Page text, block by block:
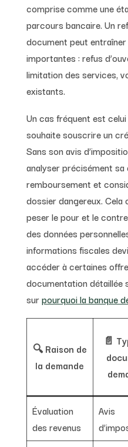
comprise comme une
parcours bancaire. Un
document peut
importantes : refus
limitation des services,
existants.
Un cas fréquent est
souhaite souscrire un
Sans son avis
analyser précisément
remboursement et
dossier dangereux. Cela
peser le pour et le
des données
informations fiscales
accéder à certaines
documentation détaillée
surpourquoi la banque
🔍 Raison de
la demande
📄
Évaluation
des revenus
Avis